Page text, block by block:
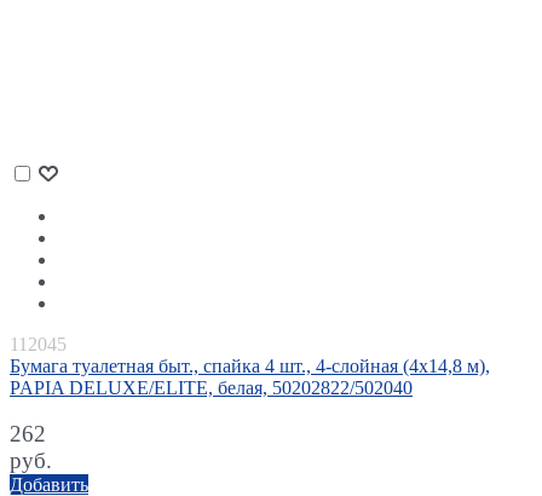
112045
Бумага туалетная быт., спайка 4 шт., 4-слойная (4х14,8 м),
PAPIA DELUXE/ELITE, белая, 50202822/502040
262
руб.
Добавить